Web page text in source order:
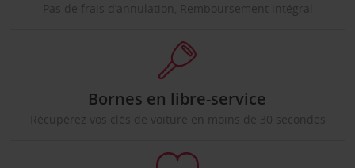
Pas de frais d’annulation, Remboursement intégral
Bornes en libre-service
Récupérez vos clés de voiture en moins de 30 secondes